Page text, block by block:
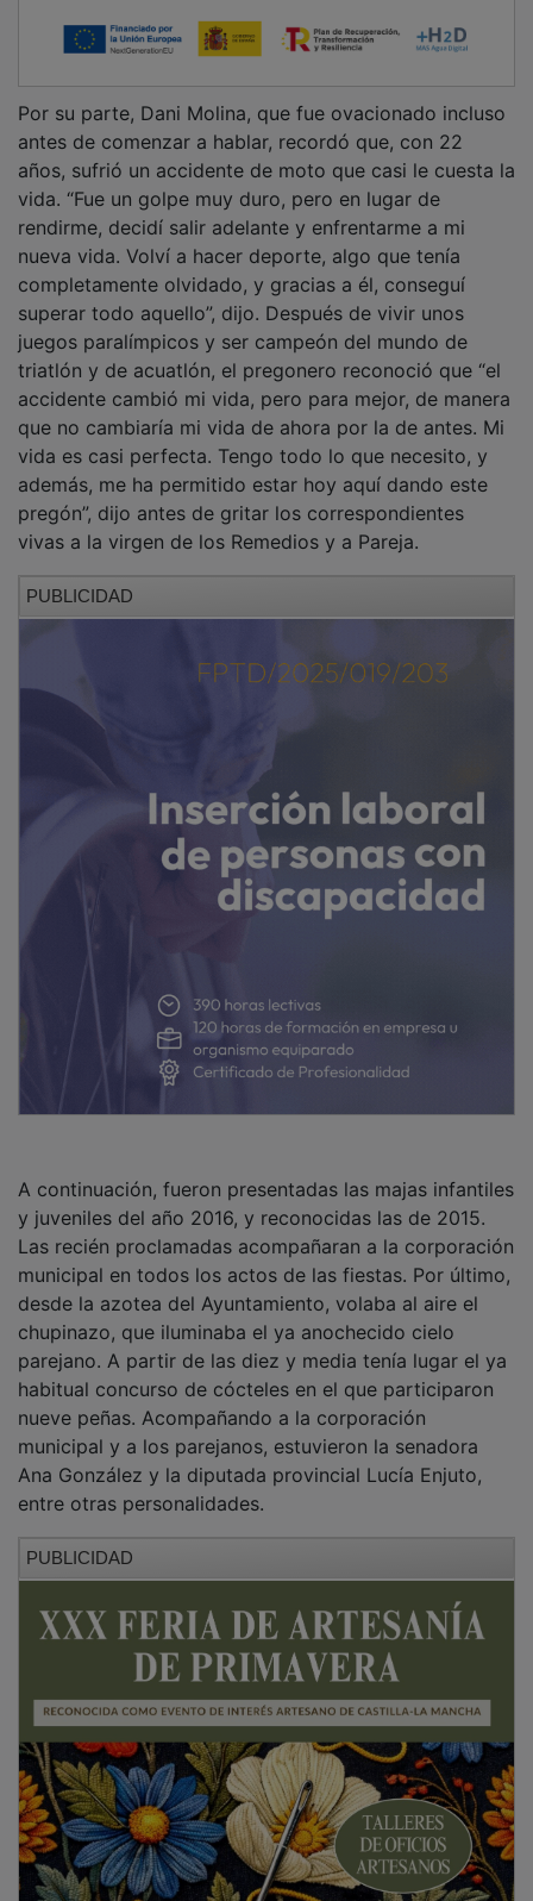
antes de comenzar a hablar, recordó que, con 22
años, sufrió un accidente de moto que casi le cuesta la
vida. “Fue un golpe muy duro, pero en lugar de
rendirme, decidí salir adelante y enfrentarme a mi
nueva vida. Volví a hacer deporte, algo que tenía
completamente olvidado, y gracias a él, conseguí
superar todo aquello”, dijo. Después de vivir unos
juegos paralímpicos y ser campeón del mundo de
triatlón y de acuatlón, el pregonero reconoció que “el
accidente cambió mi vida, pero para mejor, de manera
que no cambiaría mi vida de ahora por la de antes. Mi
vida es casi perfecta. Tengo todo lo que necesito, y
además, me ha permitido estar hoy aquí dando este
pregón”, dijo antes de gritar los correspondientes
vivas a la virgen de los Remedios y a Pareja.
y juveniles del año 2016, y reconocidas las de 2015.
Las recién proclamadas acompañaran a la corporación
municipal en todos los actos de las fiestas. Por último,
desde la azotea del Ayuntamiento, volaba al aire el
chupinazo, que iluminaba el ya anochecido cielo
parejano. A partir de las diez y media tenía lugar el ya
habitual concurso de cócteles en el que participaron
nueve peñas. Acompañando a la corporación
municipal y a los parejanos, estuvieron la senadora
Ana González y la diputada provincial Lucía Enjuto,
entre otras personalidades.